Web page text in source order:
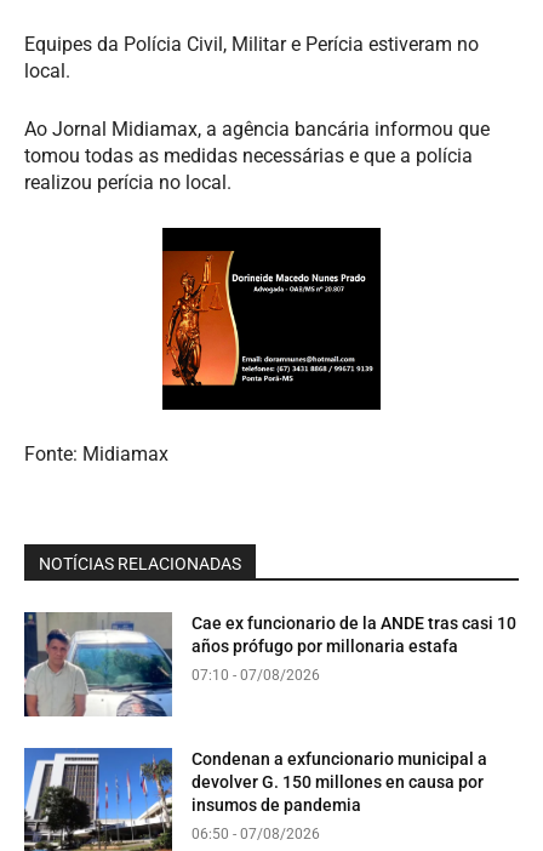
Equipes da Polícia Civil, Militar e Perícia estiveram no
local.
Ao Jornal Midiamax, a agência bancária informou que
tomou todas as medidas necessárias e que a polícia
realizou perícia no local.
Fonte: Midiamax
NOTÍCIAS RELACIONADAS
Cae ex funcionario de la ANDE tras casi 10
años prófugo por millonaria estafa
07:10 - 07/08/2026
Condenan a exfuncionario municipal a
devolver G. 150 millones en causa por
insumos de pandemia
06:50 - 07/08/2026